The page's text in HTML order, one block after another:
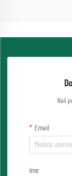
Naš
Email
Ime